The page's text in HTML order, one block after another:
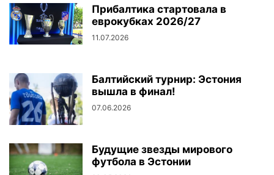
Прибалтика стартовала в
еврокубках 2026/27
11.07.2026
Балтийский турнир: Эстония
вышла в финал!
07.06.2026
Будущие звезды мирового
футбола в Эстонии